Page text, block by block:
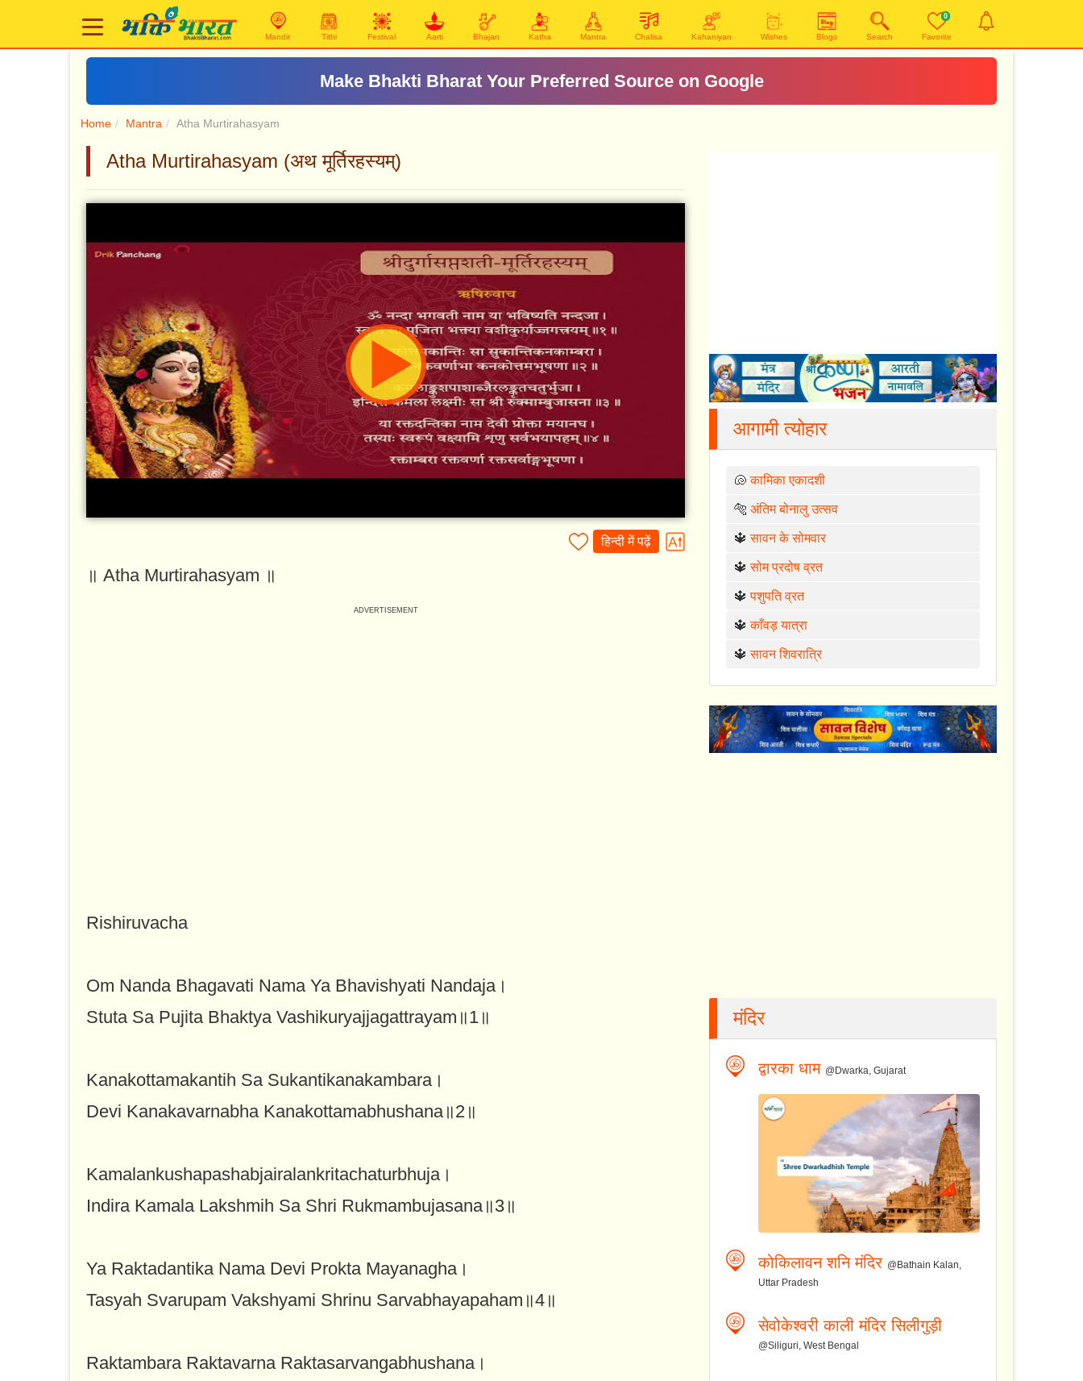
Mandir Tithi Festival Aarti Bhajan Katha Mantra Chalisa Kahaniyan Wishes Blogs Search
0
Favorite
Make Bhakti Bharat Your Preferred Source on Google
Home Mantra Atha Murtirahasyam
Atha Murtirahasyam (अथ मूर्तिरहस्यम्)
हिन्दी में पढ़ें
॥ Atha Murtirahasyam ॥
Rishiruvacha
Om Nanda Bhagavati Nama Ya Bhavishyati Nandaja।
Stuta Sa Pujita Bhaktya Vashikuryajjagattrayam॥1॥
Kanakottamakantih Sa Sukantikanakambara।
Devi Kanakavarnabha Kanakottamabhushana॥2॥
Kamalankushapashabjairalankritachaturbhuja।
Indira Kamala Lakshmih Sa Shri Rukmambujasana॥3॥
Ya Raktadantika Nama Devi Prokta Mayanagha।
Tasyah Svarupam Vakshyami Shrinu Sarvabhayapaham॥4॥
Raktambara Raktavarna Raktasarvangabhushana।
आगामी त्योहार
🐚कामिका एकादशी
🐅अंतिम बोनालु उत्सव
🔱सावन के सोमवार
🔱सोम प्रदोष व्रत
🔱पशुपति व्रत
🔱काँवड़ यात्रा
🔱सावन शिवरात्रि
मंदिर
द्वारका धाम @Dwarka, Gujarat
कोकिलावन शनि मंदिर @Bathain Kalan,
Uttar Pradesh
सेवोकेश्वरी काली मंदिर सिलीगुड़ी
@Siliguri, West Bengal